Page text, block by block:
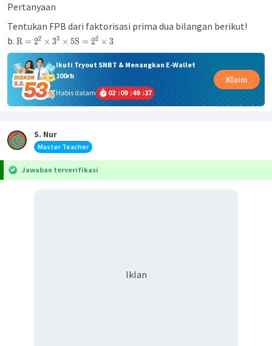
Pertanyaan
Tentukan FPB dari faktorisasi prima dua bilangan berikut!
b. R = 22 × 33 × 5S = 22 × 3
Ikuti Tryout SNBT & Menangkan E-Wallet
100rb
Habis dalam
02 :09 :49 :37
Klaim
S. Nur
Master Teacher
Jawaban terverifikasi
Iklan